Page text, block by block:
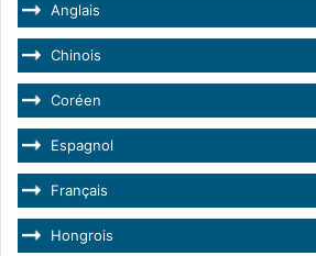
Anglais
Chinois
Coréen
Espagnol
Français
Hongrois